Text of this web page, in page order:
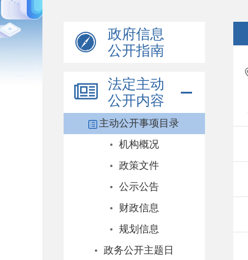
政府信息
公开指南
法定主动
公开内容
主动公开事项目录
机构概况
政策文件
公示公告
财政信息
规划信息
政务公开主题日